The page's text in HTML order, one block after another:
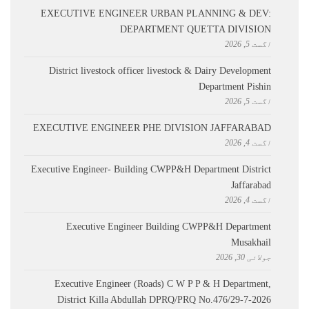
EXECUTIVE ENGINEER URBAN PLANNING & DEV:
DEPARTMENT QUETTA DIVISION
اگست 5, 2026
District livestock officer livestock & Dairy Development
Department Pishin
اگست 5, 2026
EXECUTIVE ENGINEER PHE DIVISION JAFFARABAD
اگست 4, 2026
Executive Engineer- Building CWPP&H Department District
Jaffarabad
اگست 4, 2026
Executive Engineer Building CWPP&H Department
Musakhail
جولائی 30, 2026
Executive Engineer (Roads) C W P P & H Department,
District Killa Abdullah ​DPRQ/PRQ No.476/29-7-2026